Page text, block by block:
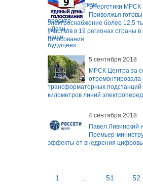
Энергетики
Приволжья
электроснабжение более 12,5
участков в 19 регионах страны
голосования
5 сентября 2018
МРСК Центра за
отремонтировала
трансформаторных подстанций
километров линий
4 сентября 2018
Павел Ливинский
Премьер-
эффекты от внедрения
1 ... 51 52